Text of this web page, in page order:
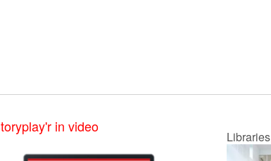
in video
Libraries